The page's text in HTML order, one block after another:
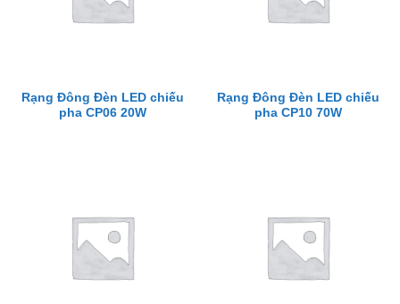
Rạng Đông Đèn LED chiếu
pha CP06 20W
Rạng Đông Đèn LED chiếu
pha CP10 70W